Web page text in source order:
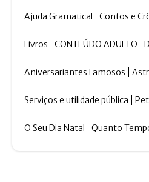
Ajuda Gramatical Contos e
Livros CONTEÚDO ADULTO
Aniversariantes Famosos
Serviços e utilidade pública
O Seu Dia Natal Quanto